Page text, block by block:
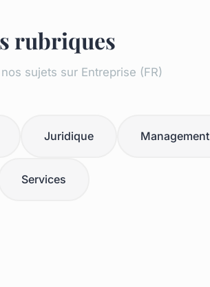
rubriques
sujets sur Entreprise (FR)
Juridique Management
Services